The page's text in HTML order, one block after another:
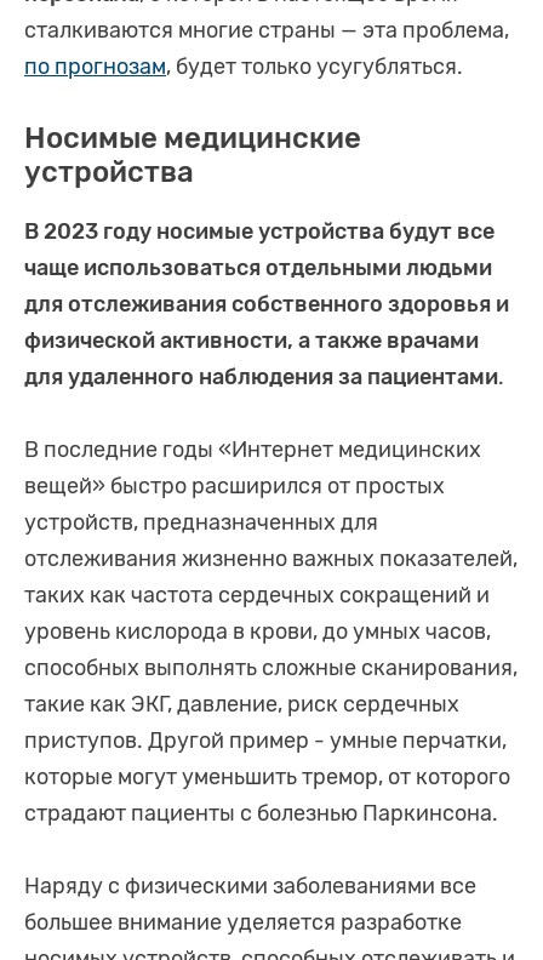
сталкиваются многие страны — эта проблема,
по прогнозам, будет только усугубляться.
Носимые медицинские
устройства
В 2023 году носимые устройства будут все
чаще использоваться отдельными людьми
для отслеживания собственного здоровья и
физической активности, а также врачами
для удаленного наблюдения за пациентами.
В последние годы «Интернет медицинских
вещей» быстро расширился от простых
устройств, предназначенных для
отслеживания жизненно важных показателей,
таких как частота сердечных сокращений и
уровень кислорода в крови, до умных часов,
способных выполнять сложные сканирования,
такие как ЭКГ, давление, риск сердечных
приступов. Другой пример - умные перчатки,
которые могут уменьшить тремор, от которого
страдают пациенты с болезнью Паркинсона.
Наряду с физическими заболеваниями все
большее внимание уделяется разработке